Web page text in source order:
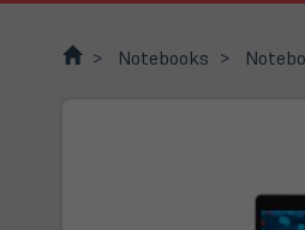
Notebooks